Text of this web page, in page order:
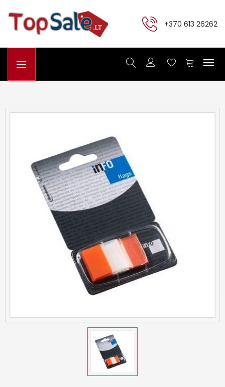
+370 613 26262